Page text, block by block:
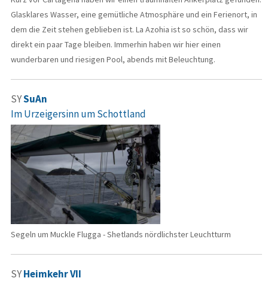
Glasklares Wasser, eine gemütliche Atmosphäre und ein Ferienort, in
dem die Zeit stehen geblieben ist. La Azohia ist so schön, dass wir
direkt ein paar Tage bleiben. Immerhin haben wir hier einen
wunderbaren und riesigen Pool, abends mit Beleuchtung.
SYSuAn
Im Urzeigersinn um Schottland
Segeln um Muckle Flugga - Shetlands nördlichster Leuchtturm
SYHeimkehr VII